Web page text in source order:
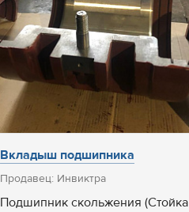
Вкладыш подшипника
Продавец: Инвиктра
Подшипник скольжения (Стойка